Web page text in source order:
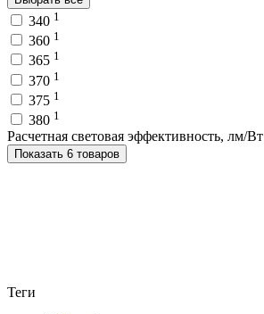
340 1
360 1
365 1
370 1
375 1
380 1
Расчетная световая эффективность, лм/Вт
Показать 6 товаров
Теги